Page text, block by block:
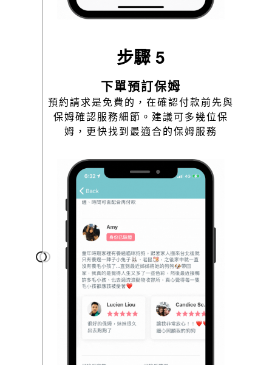
步驟 5
下單預訂保姆
預約請求是免費的，在確認付款前先與
保姆確認服務細節。建議可多幾位保
姆，更快找到最適合的保姆服務